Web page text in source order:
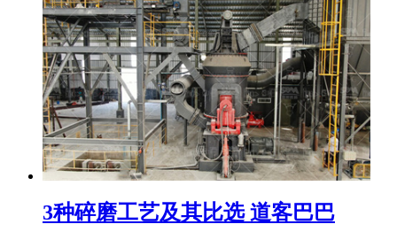
3种碎磨工艺及其比选 道客巴巴